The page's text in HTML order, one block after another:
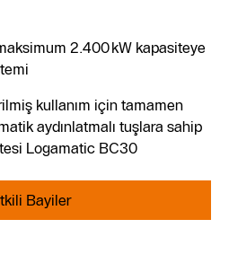
2.400 kW kapasiteye
kullanım için tamamen
aydınlatmalı tuşlara sahip
Logamatic BC30
Bayiler